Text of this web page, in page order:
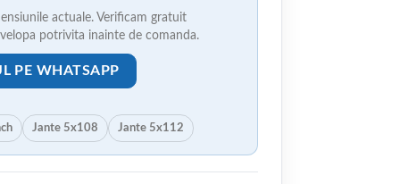
actuale. Verificam gratuit
potrivita inainte de comanda.
PE WHATSAPP
Jante 5x108 Jante 5x112